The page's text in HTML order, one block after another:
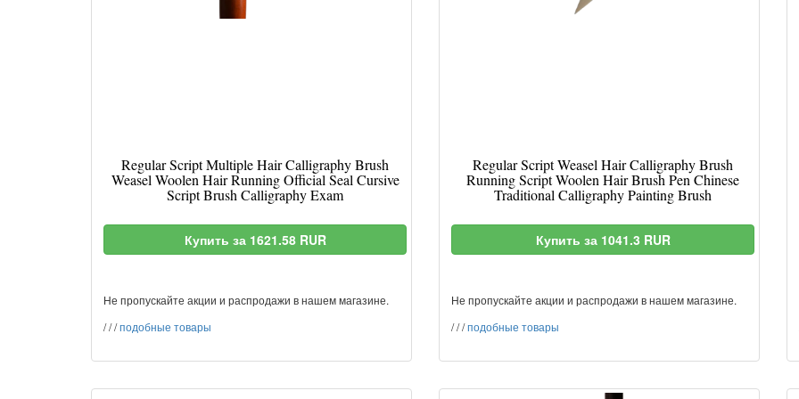
Regular Script Multiple Hair Calligraphy Brush
Weasel Woolen Hair Running Official Seal Cursive
Script Brush Calligraphy Exam
Купить за 1621.58 RUR
Не пропускайте акции и распродажи в нашем магазине.
///подобные товары
Regular Script Weasel Hair Calligraphy Brush
Running Script Woolen Hair Brush Pen Chinese
Traditional Calligraphy Painting Brush
Купить за 1041.3 RUR
Не пропускайте акции и распродажи в нашем магазине.
///подобные товары